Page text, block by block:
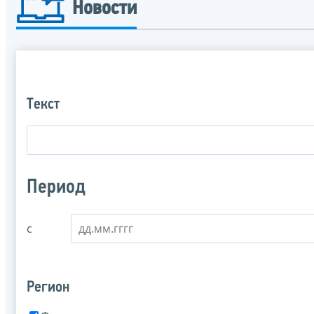
Новости
Текст
Период
с
Регион